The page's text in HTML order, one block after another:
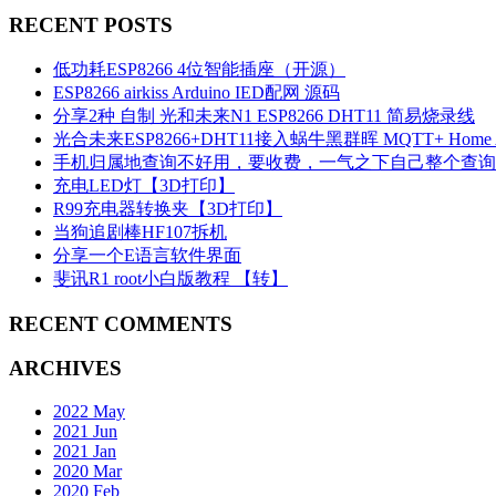
RECENT POSTS
低功耗ESP8266 4位智能插座（开源）
ESP8266 airkiss Arduino IED配网 源码
分享2种 自制 光和未来N1 ESP8266 DHT11 简易烧录线
光合未来ESP8266+DHT11接入蜗牛黑群晖 MQTT+ Home
手机归属地查询不好用，要收费，一气之下自己整个查
充电LED灯【3D打印】
R99充电器转换夹【3D打印】
当狗追剧棒HF107拆机
分享一个E语言软件界面
斐讯R1 root小白版教程 【转】
RECENT COMMENTS
ARCHIVES
2022 May
2021 Jun
2021 Jan
2020 Mar
2020 Feb